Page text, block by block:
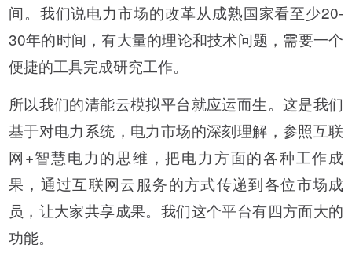
间。我们说电力市场的改革从成熟国家看至少20-
30年的时间，有大量的理论和技术问题，需要一个
便捷的工具完成研究工作。
所以我们的清能云模拟平台就应运而生。这是我们
基于对电力系统，电力市场的深刻理解，参照互联
网+智慧电力的思维，把电力方面的各种工作成
果，通过互联网云服务的方式传递到各位市场成
员，让大家共享成果。我们这个平台有四方面大的
功能。